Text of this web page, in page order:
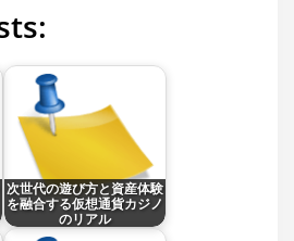
次世代の遊び方と資産体験
を融合する仮想通貨カジノ
のリアル